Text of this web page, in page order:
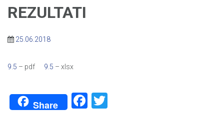
REZULTATI
25.06.2018
9.5 – pdf 9.5 – xlsx
Share Facebook